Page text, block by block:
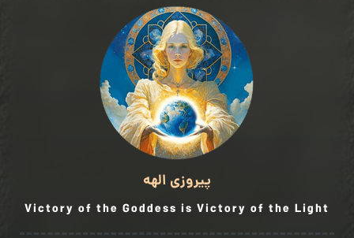
پیروزی الهه
Victory of the Goddess is Victory of the Light